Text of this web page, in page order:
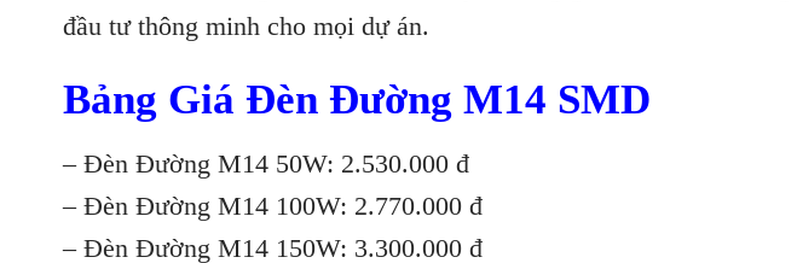
đầu tư thông minh cho mọi dự án.
Bảng Giá Đèn Đường M14 SMD
– Đèn Đường M14 50W: 2.530.000 đ
– Đèn Đường M14 100W: 2.770.000 đ
– Đèn Đường M14 150W: 3.300.000 đ